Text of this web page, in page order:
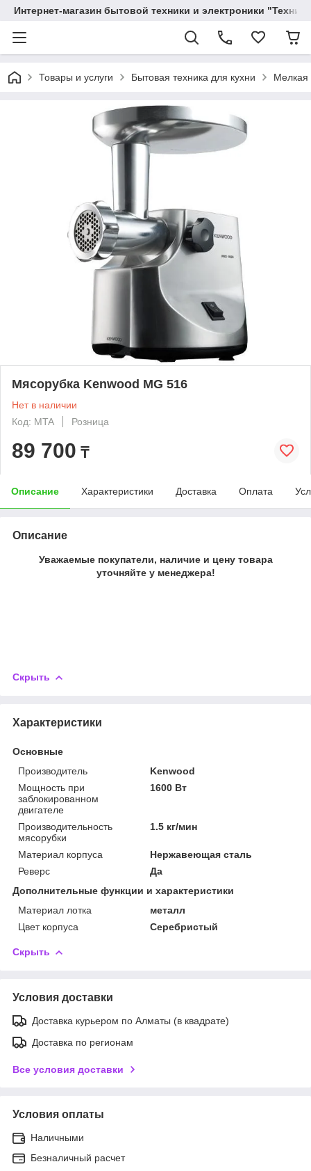
Интернет-магазин бытовой техники и электроники
Товары и услуги Бытовая техника для кухни Мелкая
Мясорубка Kenwood MG 516
Нет в наличии
Код: MTA
Розница
89 700 ₸
Описание Характеристики Доставка Оплата
Описание
Уважаемые покупатели, наличие и цену товара
уточняйте у менеджера!
Скрыть
Характеристики
Основные
Производитель
Kenwood
Мощность при
заблокированном
двигателе
1600 Вт
Производительность
мясорубки
1.5 кг/мин
Материал корпуса
Нержавеющая сталь
Реверс
Да
Дополнительные функции и характеристики
Материал лотка
металл
Цвет корпуса
Серебристый
Скрыть
Условия доставки
Доставка курьером по Алматы (в квадрате)
Доставка по регионам
Все условия доставки
Условия оплаты
Наличными
Безналичный расчет